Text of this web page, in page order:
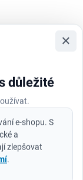
důležité
e-shopu. S
a
zlepšovat
.
×
extrémně vysokou